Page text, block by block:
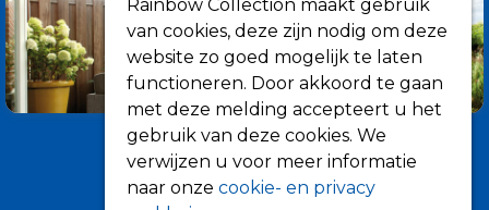
Rainbow Collection maakt gebruik
van cookies, deze zijn nodig om deze
website zo goed mogelijk te laten
functioneren. Door akkoord te gaan
met deze melding accepteert u het
gebruik van deze cookies. We
verwijzen u voor meer informatie
naar onze cookie- en privacy